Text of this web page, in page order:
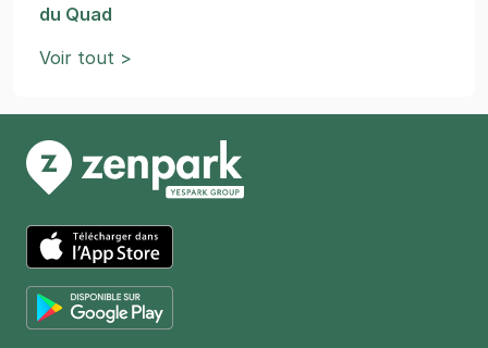
du Quad
Voir tout >
App Store